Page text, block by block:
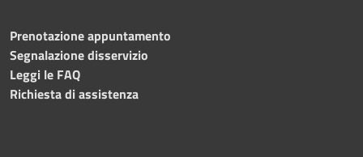
Prenotazione appuntamento
Segnalazione disservizio
Leggi le FAQ
Richiesta di assistenza